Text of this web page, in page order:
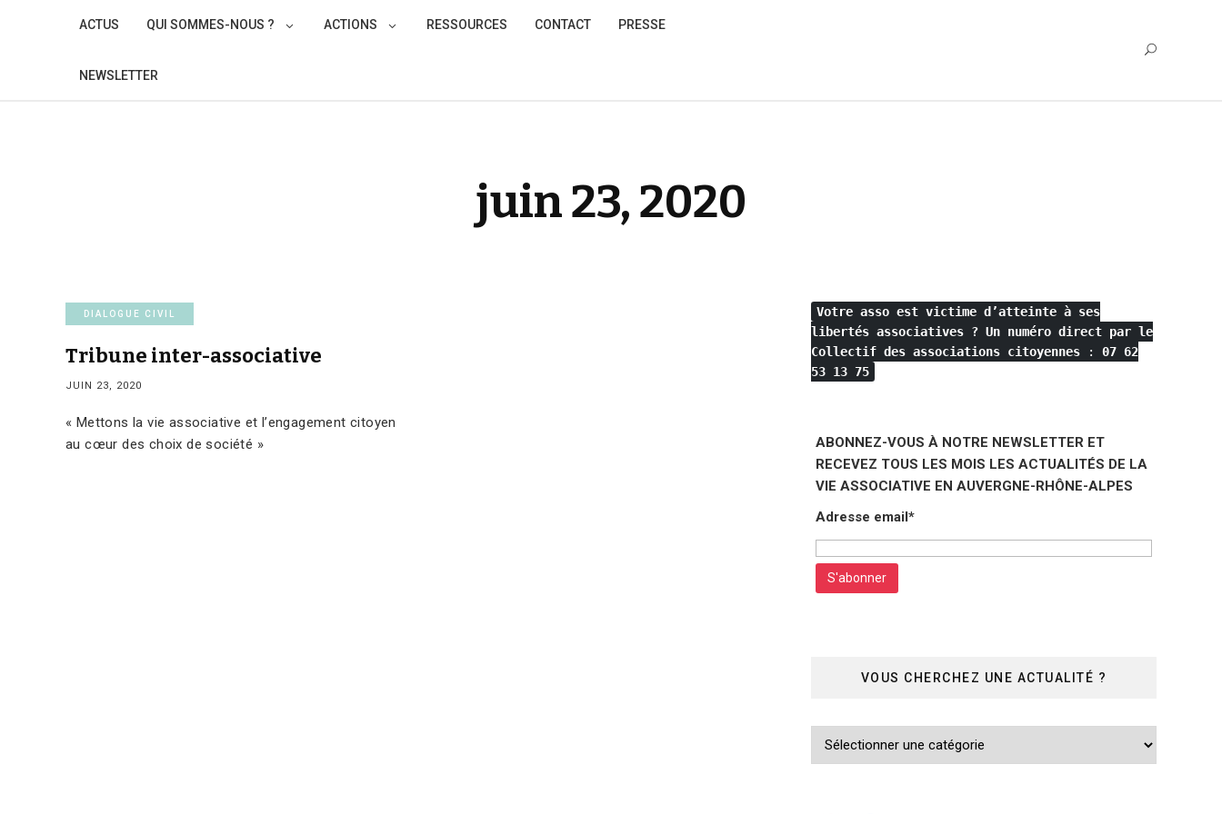
ACTUS QUI SOMMES-NOUS ? ACTIONS RESSOURCES CONTACT PRESSE
NEWSLETTER
juin 23, 2020
DIALOGUE CIVIL
Tribune inter-associative
JUIN 23, 2020
« Mettons la vie associative et l’engagement citoyen
au cœur des choix de société »
Votre asso est victime d’atteinte à ses
libertés associatives ? Un numéro direct par le
Collectif des associations citoyennes : 07 62
53 13 75
ABONNEZ-VOUS À NOTRE NEWSLETTER ET
RECEVEZ TOUS LES MOIS LES ACTUALITÉS DE LA
VIE ASSOCIATIVE EN AUVERGNE-RHÔNE-ALPES
Adresse email*
VOUS CHERCHEZ UNE ACTUALITÉ ?
Vous